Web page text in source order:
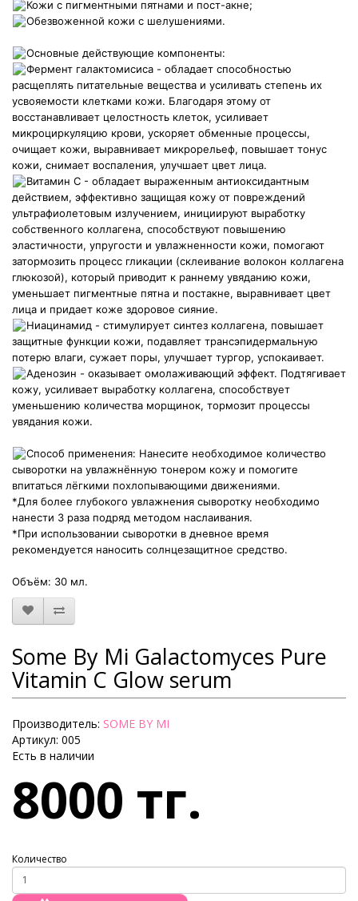
Кожи с пигментными пятнами и пост-акне;
Обезвоженной кожи с шелушениями.
Основные действующие компоненты:
Фермент галактомисиса - обладает способностью
расщеплять питательные вещества и усиливать степень их
усвояемости клетками кожи. Благодаря этому от
восстанавливает целостность клеток, усиливает
микроциркуляцию крови, ускоряет обменные процессы,
очищает кожи, выравнивает микрорельеф, повышает тонус
кожи, снимает воспаления, улучшает цвет лица.
Витамин С - обладает выраженным антиоксидантным
действием, эффективно защищая кожу от повреждений
ультрафиолетовым излучением, инициируют выработку
собственного коллагена, способствуют повышению
эластичности, упругости и увлажненности кожи, помогают
затормозить процесс гликации (склеивание волокон коллагена
глюкозой), который приводит к раннему увяданию кожи,
уменьшает пигментные пятна и постакне, выравнивает цвет
лица и придает коже здоровое сияние.
Ниацинамид - стимулирует синтез коллагена, повышает
защитные функции кожи, подавляет трансэпидермальную
потерю влаги, сужает поры, улучшает тургор, успокаивает.
Аденозин - оказывает омолаживающий эффект. Подтягивает
кожу, усиливает выработку коллагена, способствует
уменьшению количества морщинок, тормозит процессы
увядания кожи.
Способ применения: Нанесите необходимое количество
сыворотки на увлажнённую тонером кожу и помогите
впитаться лёгкими похлопывающими движениями.
*Для более глубокого увлажнения сыворотку необходимо
нанести 3 раза подряд методом наслаивания.
*При использовании сыворотки в дневное время
рекомендуется наносить солнцезащитное средство.
Объём: 30 мл.
Some By Mi Galactomyces Pure
Vitamin C Glow serum
Производитель: SOME BY MI
Артикул: 005
Есть в наличии
8000 тг.
Количество